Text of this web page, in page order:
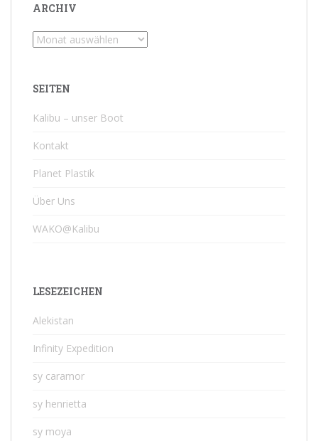
ARCHIV
Archiv
SEITEN
Kalibu – unser Boot
Kontakt
Planet Plastik
Über Uns
WAKO@Kalibu
LESEZEICHEN
Alekistan
Infinity Expedition
sy caramor
sy henrietta
sy moya